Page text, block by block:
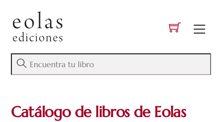
content
Catálogo de libros de Eolas